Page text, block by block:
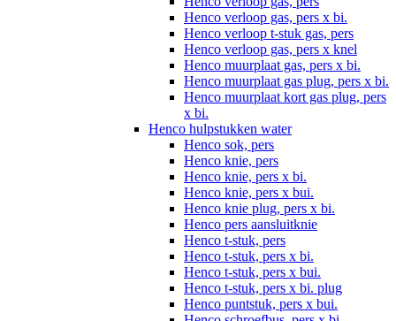
Henco verloop gas, pers x bi.
Henco verloop t-stuk gas, pers
Henco verloop gas, pers x knel
Henco muurplaat gas, pers x bi.
Henco muurplaat gas plug, pers x bi.
Henco muurplaat kort gas plug, pers
x bi.
Henco hulpstukken water
Henco sok, pers
Henco knie, pers
Henco knie, pers x bi.
Henco knie, pers x bui.
Henco knie plug, pers x bi.
Henco pers aansluitknie
Henco t-stuk, pers
Henco t-stuk, pers x bi.
Henco t-stuk, pers x bui.
Henco t-stuk, pers x bi. plug
Henco puntstuk, pers x bui.